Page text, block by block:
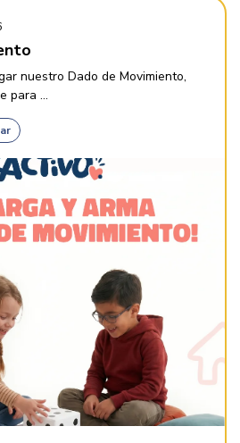
nuestro Dado de Movimiento,
para ...